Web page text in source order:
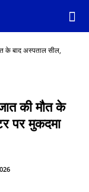
के बाद अस्पताल सील,
की मौत के
पर मुकदमा